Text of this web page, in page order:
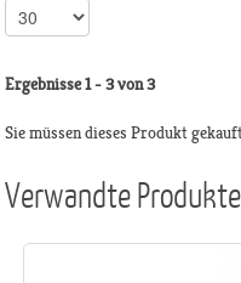
Ergebnisse 1 - 3 von 3
Sie müssen dieses Produkt
Verwandte Produkte